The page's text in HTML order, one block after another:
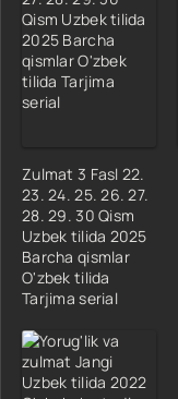
Zulmat 3 Fasl 22.
23. 24. 25. 26. 27.
28. 29. 30 Qism
Uzbek tilida 2025
Barcha qismlar
O'zbek tilida
Tarjima serial